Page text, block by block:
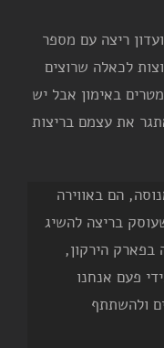
ריצה עם מספר
לכאלה שרוצים
משגרת חייהם, 4-7 קילומטרים באימון אבל יש
את עצמם בריצות
הם באווירה
בריצה להשיג
בפארק הירקון,
פעם אנחנו
ולהשתתף